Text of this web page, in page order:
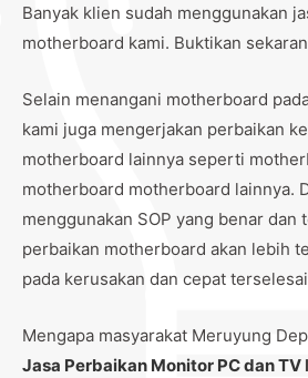
Banyak klien sudah menggunakan
motherboard kami. Buktikan
Selain menangani motherboard
kami juga mengerjakan perbaikan
motherboard lainnya seperti
motherboard motherboard lainnya.
menggunakan SOP yang benar dan
perbaikan motherboard akan lebih
pada kerusakan dan cepat
Mengapa masyarakat Meruyung
Jasa Perbaikan Monitor PC dan TV